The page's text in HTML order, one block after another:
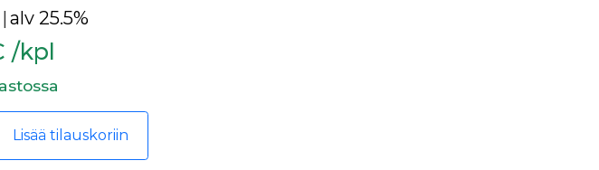
|alv 25.5%
/kpl
laastikampa 130x270mm 12x12 RST määrä
Lisää tilauskoriin